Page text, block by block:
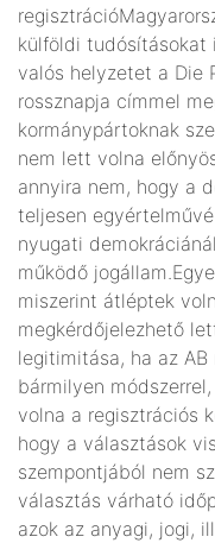
külföldi tudósításokat
valós helyzetet a Die
rossznapja címmel
kormánypártoknak
nem lett volna
annyira nem, hogy a
teljesen
nyugati
működő
miszerint átléptek
megkérdőjelezhető
legitimitása, ha az
bármilyen
volna a regisztrációs
hogy a választások
szempontjából nem
választás várható
azok az anyagi, jogi,